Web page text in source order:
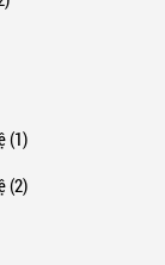
(1)
(2)